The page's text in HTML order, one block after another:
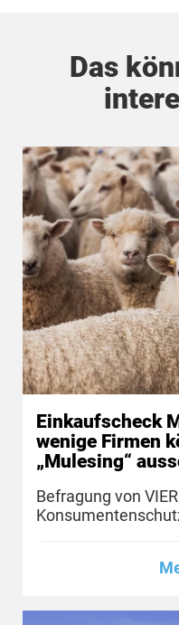
Das
Einkaufscheck
wenige Firmen
„Mulesing“
Befragung von